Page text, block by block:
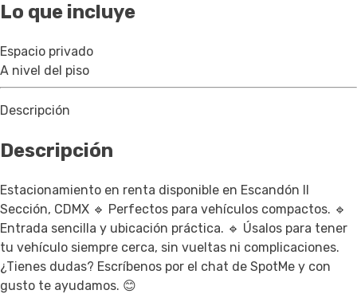
Lo que incluye
Espacio privado
A nivel del piso
Descripción
Descripción
Estacionamiento en renta disponible en Escandón II
Sección, CDMX 🔹 Perfectos para vehículos compactos. 🔹
Entrada sencilla y ubicación práctica. 🔹 Úsalos para tener
tu vehículo siempre cerca, sin vueltas ni complicaciones.
¿Tienes dudas? Escríbenos por el chat de SpotMe y con
gusto te ayudamos. 😊